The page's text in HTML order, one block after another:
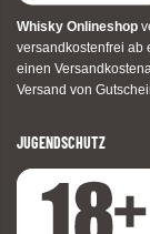
Whisky Onlineshop
versandkostenfrei ab
einen
Versand von
JUGENDSCHUTZ